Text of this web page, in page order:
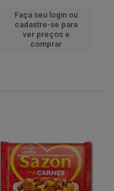
Faça seu login ou
cadastre-se para
ver preços e
comprar